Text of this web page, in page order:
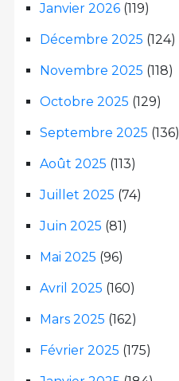
Janvier 2026 (119)
Décembre 2025 (124)
Novembre 2025 (118)
Octobre 2025 (129)
Septembre 2025 (136)
Août 2025 (113)
Juillet 2025 (74)
Juin 2025 (81)
Mai 2025 (96)
Avril 2025 (160)
Mars 2025 (162)
Février 2025 (175)